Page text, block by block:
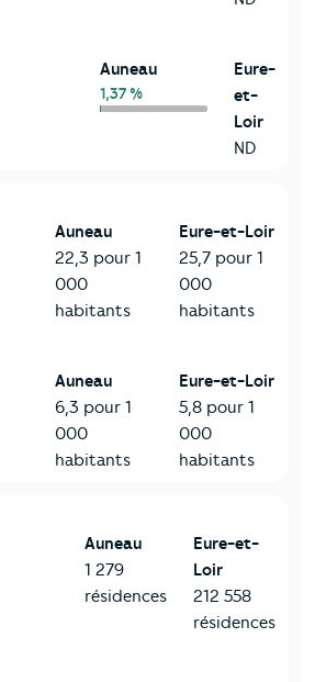
Auneau
1,37 %
Eure-
et-
Loir
ND
Auneau
22,3 pour 1
000
habitants
Eure-et-Loir
25,7 pour 1
000
habitants
Auneau
6,3 pour 1
000
habitants
Eure-et-Loir
5,8 pour 1
000
habitants
Auneau
1 279
résidences
Eure-et-
Loir
212 558
résidences